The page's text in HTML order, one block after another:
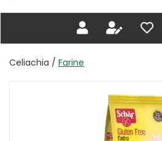
Celiachia / Farine